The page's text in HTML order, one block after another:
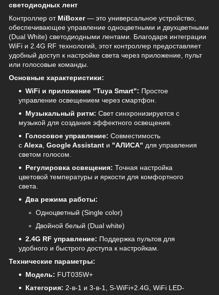
светодиодных лент
Контроллер от MiBoxer— это универсальное устройство,
обеспечивающее управление одноцветными и двухцветными
(Dual White) светодиодными лентами. Благодаря интеграции
WiFi и 2.4G RF технологий, этот контроллер предоставляет
удобный доступ к настройке света через приложение, пульт
или голосовые команды.
Основные характеристики:
WiFi и приложение "Tuya Smart": Простое
управление освещением через смартфон.
Музыкальный ритм: Свет синхронизируется с
музыкой для создания эффектного освещения.
Голосовое управление: Совместимость
с Alexa Google Assistant и "АЛИСА" для управления
светом голосом.
Регулировка освещения: Точная настройка
цветовой температуры и яркости для комфортного
света.
Два режима работы:
Одноцветный (Single color)
Двойной белый (Dual white)
2.4G RF управление: Поддержка пультов для
удобного и быстрого доступа к настройкам.
Технические параметры:
Модель: FUT035W+
Категория: 2-в-1 и 3-в-1, S-WiFi+2.4G, WiFi LED-